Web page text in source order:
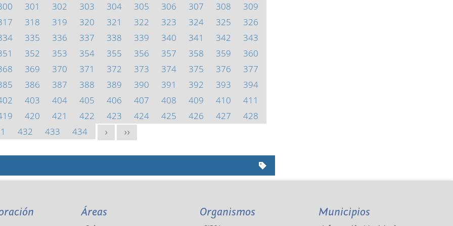
301 302 303 304 305 306 307 308
309
318 319 320 321 322 323 324 325
326
335 336 337 338 339 340 341 342
343
352 353 354 355 356 357 358 359
360
369 370 371 372 373 374 375 376
377
386 387 388 389 390 391 392 393
394
403 404 405 406 407 408 409 410
411
420 421 422 423 424 425 426 427
428
432 433 434 > >>
Áreas Organismos Municipios